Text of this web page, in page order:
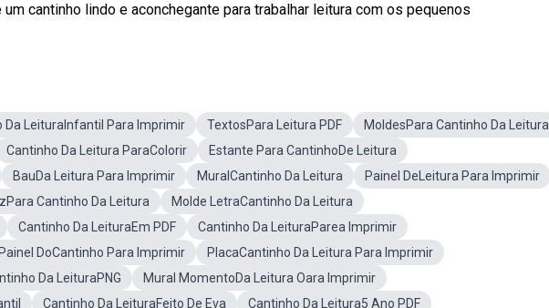
cantinho lindo e aconchegante para trabalhar leitura com os pequenos
Da LeituraInfantil Para Imprimir TextosPara Leitura PDF
MoldesPara Cantinho Da Leitura
Cantinho Da Leitura ParaColorir
Estante Para CantinhoDe Leitura
BauDa Leitura Para Imprimir MuralCantinho Da Leitura
Painel DeLeitura Para Imprimir
Cantinho Da Leitura
Molde LetraCantinho Da Leitura
Cantinho Da LeituraEm PDF
Cantinho Da LeituraParea Imprimir
Painel DoCantinho Para Imprimir
PlacaCantinho Da Leitura Para Imprimir
Da LeituraPNG
Mural MomentoDa Leitura Oara Imprimir
Cantinho Da LeituraFeito De Eva
Cantinho Da Leitura5 Ano PDF